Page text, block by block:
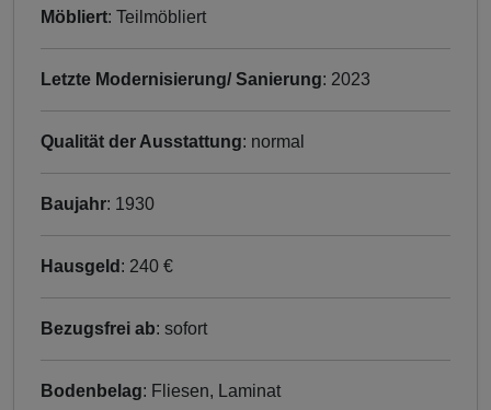
Möbliert: Teilmöbliert
Letzte Modernisierung/ Sanierung: 2023
Qualität der Ausstattung: normal
Baujahr: 1930
Hausgeld : 240 €
Bezugsfrei ab: sofort
Bodenbelag: Fliesen, Laminat